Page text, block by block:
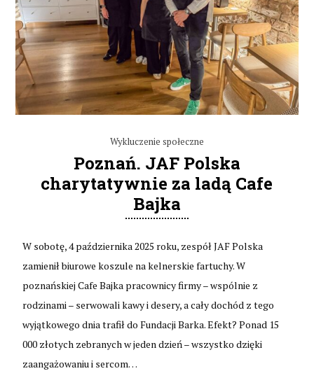
Wykluczenie społeczne
Poznań. JAF Polska
charytatywnie za ladą Cafe
Bajka
W sobotę, 4 października 2025 roku, zespół JAF Polska
zamienił biurowe koszule na kelnerskie fartuchy. W
poznańskiej Cafe Bajka pracownicy firmy – wspólnie z
rodzinami – serwowali kawy i desery, a cały dochód z tego
wyjątkowego dnia trafił do Fundacji Barka. Efekt? Ponad 15
000 złotych zebranych w jeden dzień – wszystko dzięki
zaangażowaniu i sercom…